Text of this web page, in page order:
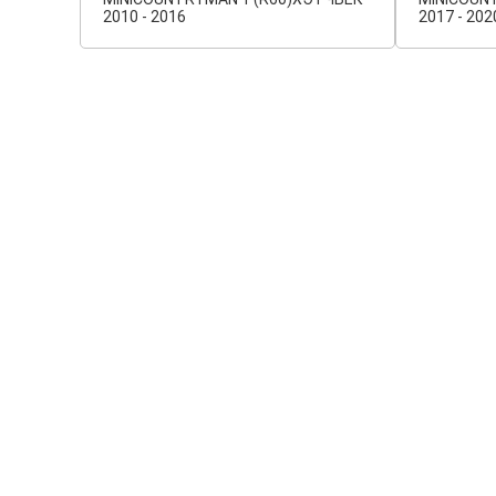
2010 - 2016
2017 -